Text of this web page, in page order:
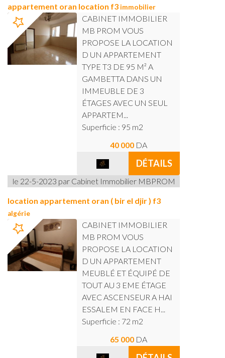
appartement oran location f3immobilier
CABINET IMMOBILIER
MB PROM VOUS
PROPOSE LA LOCATION
D UN APPARTEMENT
TYPE T3 DE 95 M² A
GAMBETTA DANS UN
IMMEUBLE DE 3
ÉTAGES AVEC UN SEUL
APPARTEM...
Superficie : 95 m2
40 000 DA
DÉTAILS
le 22-5-2023 par Cabinet Immobilier MBPROM
location appartement oran ( bir el djir ) f3
algérie
CABINET IMMOBILIER
MB PROM VOUS
PROPOSE LA LOCATION
D UN APPARTEMENT
MEUBLÉ ET ÉQUIPÉ DE
TOUT AU 3 EME ÉTAGE
AVEC ASCENSEUR A HAI
ESSALEM EN FACE H...
Superficie : 72 m2
65 000 DA